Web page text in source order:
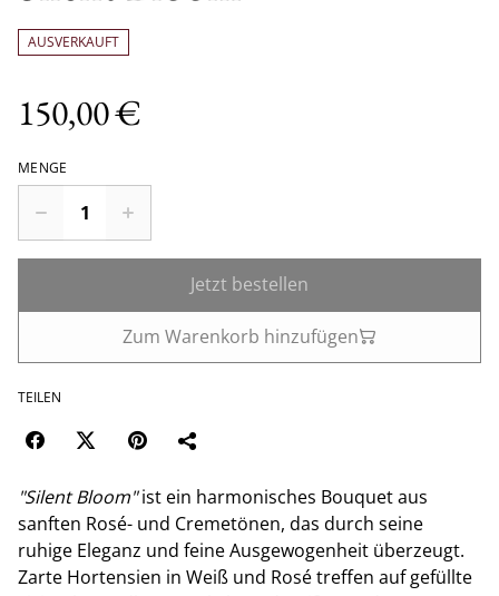
AUSVERKAUFT
150,00 €
MENGE
Jetzt bestellen
Zum Warenkorb hinzufügen
TEILEN
"Silent Bloom"ist ein harmonisches Bouquet aus
sanften Rosé- und Cremetönen, das durch seine
ruhige Eleganz und feine Ausgewogenheit überzeugt.
Zarte Hortensien in Weiß und Rosé treffen auf gefüllte